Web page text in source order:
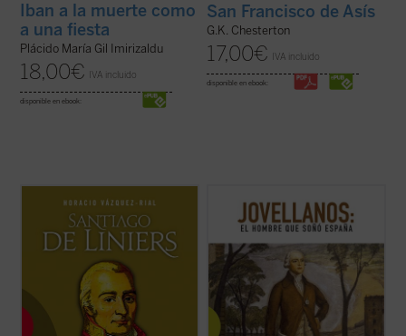
Iban a la muerte como
a una fiesta
Plácido María Gil Imirizaldu
18,00€ IVA incluido
disponible en ebook:
San Francisco de Asís
G.K. Chesterton
17,00€ IVA incluido
disponible en ebook:
Horacio Vázquez-Rial nos ofrece, con
biografía más cercana de Santiago de
Liniers. De origen noble francés, entró al
servicio de la Armada española y acabó
convirtiéndose en virrey del virreinato ...
Gaspar Melchor de Jovellanos, la figura del
más importante de los ilustrados
españoles sigue suscitando debates e
interrogantes. Los autores de este
volumen colectivo, todos ellos
especialistas en la vida y ...
(ver ficha)